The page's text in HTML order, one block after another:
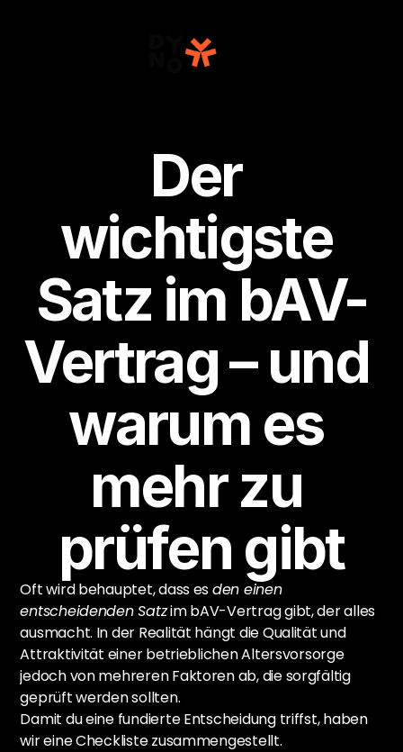
Jetzt kostenlos testen
Der
wichtigste
Satz im bAV-
Vertrag – und
warum es
mehr zu
prüfen gibt
Oft wird behauptet, dass es den einen
entscheidenden Satz im bAV-Vertrag gibt, der alles
ausmacht. In der Realität hängt die Qualität und
Attraktivität einer betrieblichen Altersvorsorge
jedoch von mehreren Faktoren ab, die sorgfältig
geprüft werden sollten.
Damit du eine fundierte Entscheidung triffst, haben
wir eine Checkliste zusammengestellt.